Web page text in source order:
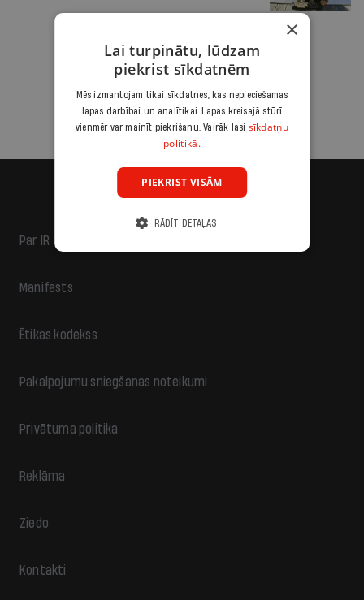
Par IR
Manifests
Ētikas kodekss
Pakalpojumu sniegšanas noteikumi
Privātuma politika
Reklāma
Ziedo
Kontakti
×
Lai turpinātu, lūdzam
piekrist sīkdatnēm
Mēs izmantojam tikai sīkdatnes, kas nepieciešamas
lapas darbībai un analītikai. Lapas kreisajā stūrī
vienmēr var mainīt piekrišanu. Vairāk lasi sīkdatņu
politikā.
PIEKRIST VISĀM
RĀDĪT DETAĻAS